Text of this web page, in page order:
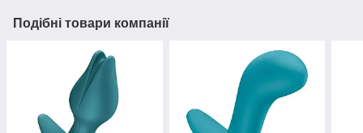
Подібні товари компанії